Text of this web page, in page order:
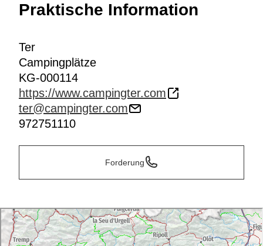
Praktische Information
Ter
Campingplätze
KG-000114
https://www.campingter.com
ter@campingter.com
972751110
Forderung